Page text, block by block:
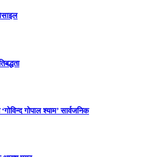
गोपाल श्याम’ सार्वजनिक